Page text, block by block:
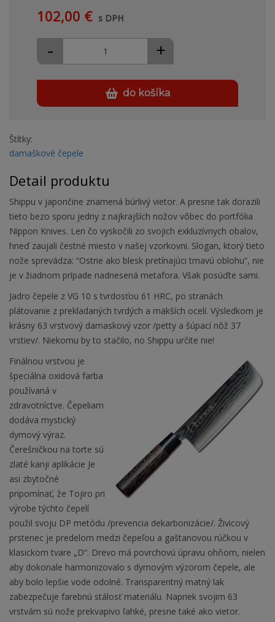
102,00 € s DPH
+
-
do košíka
Štítky:
damaškové čepele
Detail produktu
Shippu v japončine znamená búrlivý vietor. A presne tak dorazili
tieto bezo sporu jedny z najkrajších nožov vôbec do portfólia
Nippon Knives. Len čo vyskočili zo svojich exkluzívnych obalov,
hneď zaujali čestné miesto v našej vzorkovni. Slogan, ktorý tieto
nože sprevádza: “Ostrie ako blesk pretínajúci tmavú oblohu“, nie
je v žiadnom prípade nadnesená metafora. Však posúďte sami.
Jadro čepele z VG 10 s tvrdosťou 61 HRC, po stranách
plátovanie z prekladaných tvrdých a mäkších ocelí. Výsledkom je
krásny 63 vrstvový damaskový vzor /petty a šúpací nôž 37
vrstiev/. Niekomu by to stačilo, no Shippu určite nie!
Finálnou vrstvou je
špeciálna oxidová farba
používaná v
zdravotníctve. Čepeliam
dodáva mystický
dymový výraz.
Čerešničkou na torte sú
zlaté kanji aplikácie Je
asi zbytočné
pripomínať, že Tojiro pri
výrobe týchto čepelí
použil svoju DP metódu /prevencia dekarbonizácie/. Živicový
prstenec je predelom medzi čepeľou a gaštanovou rúčkou v
klasickom tvare „D“. Drevo má povrchovú úpravu ohňom, nielen
aby dokonale harmonizovalo s dymovým výzorom čepele, ale
aby bolo lepšie vode odolné. Transparentný matný lak
zabezpečuje farebnú stálosť materiálu. Napriek svojim 63
vrstvám sú nože prekvapivo ľahké, presne také ako vietor.